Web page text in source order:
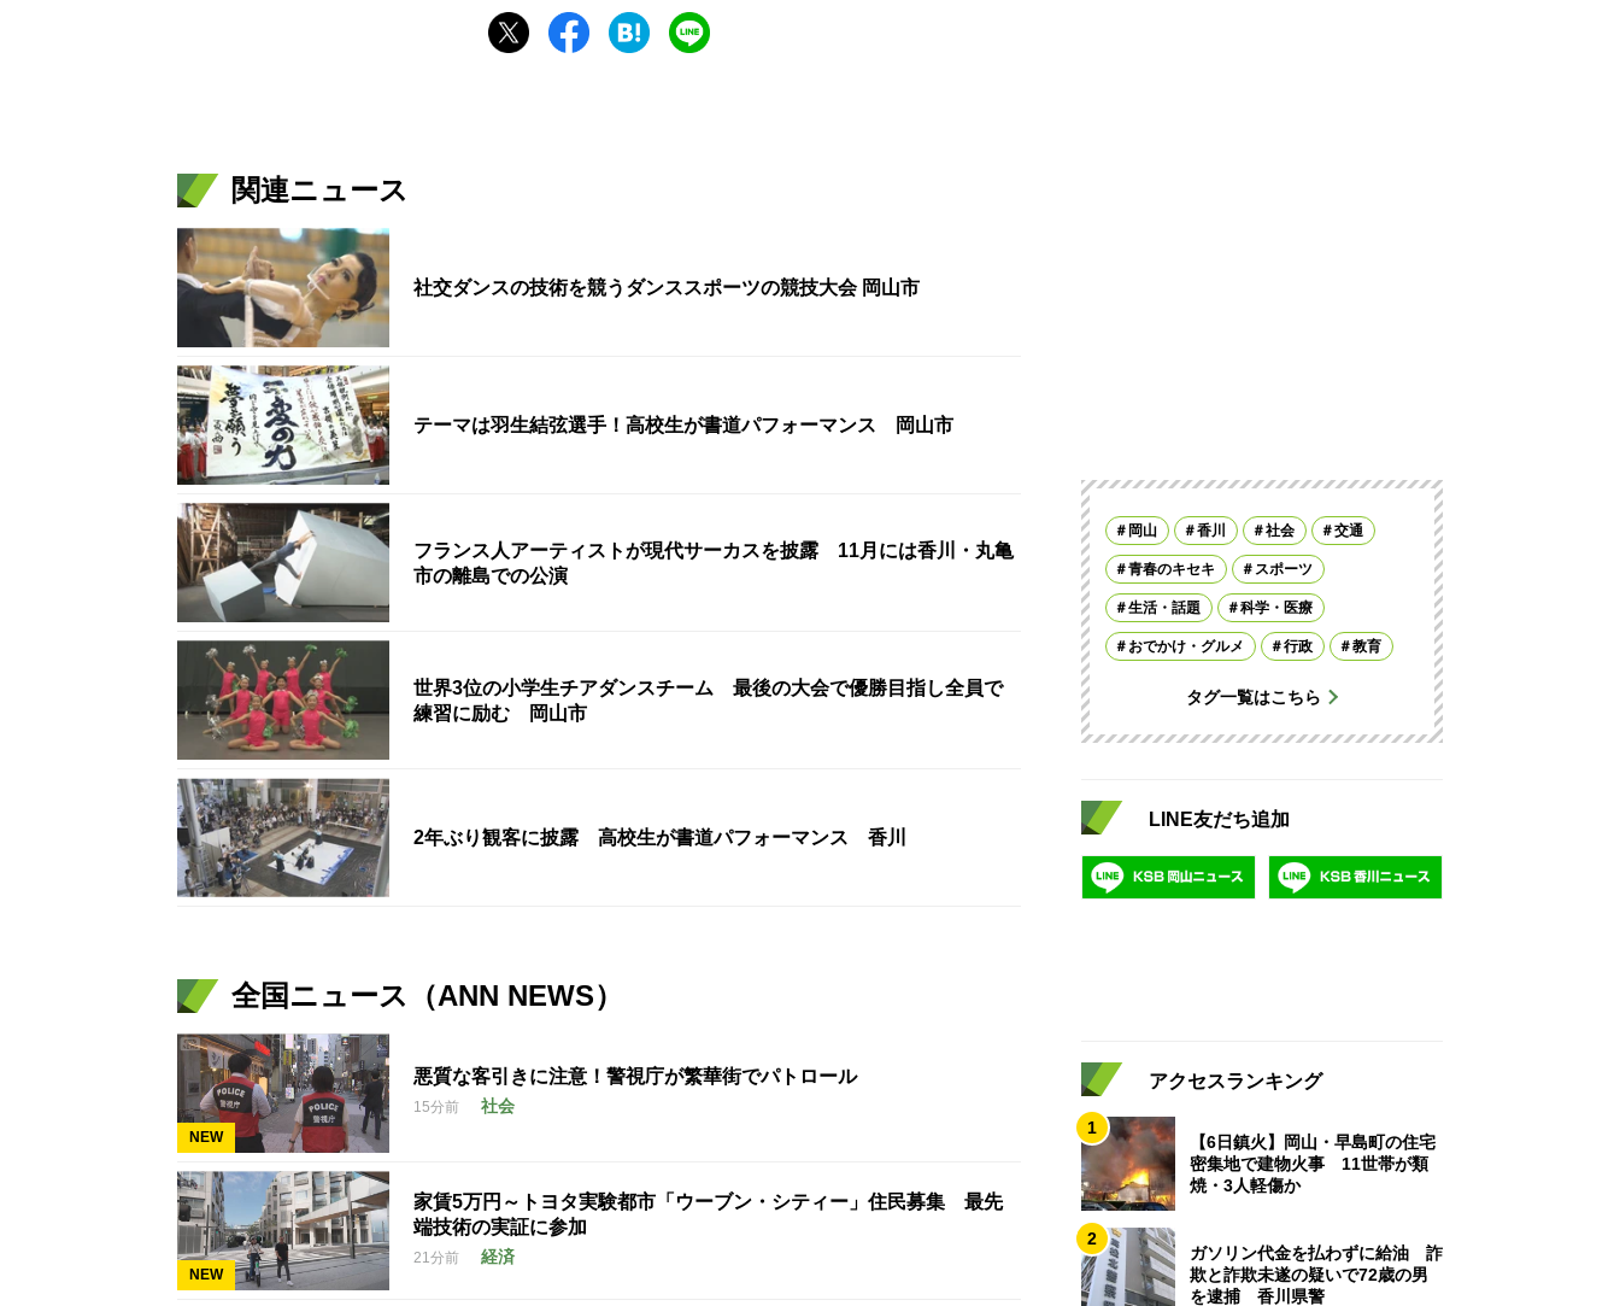
関連ニュース
社交ダンスの技術を競うダンススポーツの競技大会 岡山市
テーマは羽生結弦選手！高校生が書道パフォーマンス 岡山市
フランス人アーティストが現代サーカスを披露 11月には香川・丸亀
市の離島での公演
世界3位の小学生チアダンスチーム 最後の大会で優勝目指し全員で
練習に励む 岡山市
2年ぶり観客に披露 高校生が書道パフォーマンス 香川
全国ニュース（ANN NEWS）
NEW
悪質な客引きに注意！警視庁が繁華街でパトロール
15分前 社会
NEW
家賃5万円～トヨタ実験都市「ウーブン・シティー」住民募集 最先
端技術の実証に参加
21分前 経済
岡山 香川 社会 交通
青春のキセキ スポーツ
生活・話題 科学・医療
おでかけ・グルメ 行政 教育
タグ一覧はこちら
LINE友だち追加
アクセスランキング
1
【6日鎮火】岡山・早島町の住宅
密集地で建物火事 11世帯が類
焼・3人軽傷か
2
ガソリン代金を払わずに給油 詐
欺と詐欺未遂の疑いで72歳の男
を逮捕 香川県警